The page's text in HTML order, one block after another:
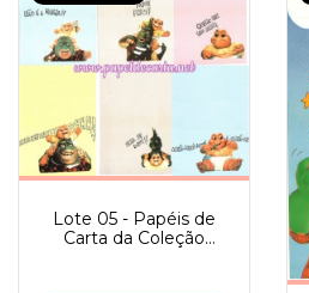
Lote 05 - Papéis de
Carta da Coleção